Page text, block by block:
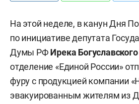
На этой неделе, в канун Дня
по инициативе депутата
Думы РФИрека Богуславского
отделение «Единой России»
фуру с продукцией компании
эвакуированным жителям из